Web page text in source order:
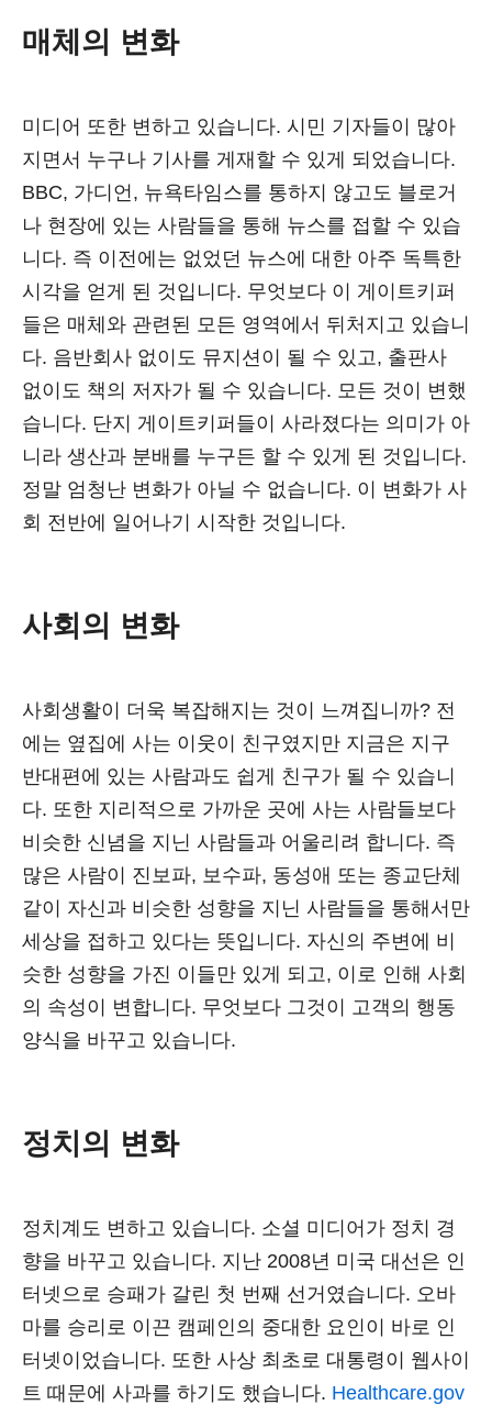
매체의 변화
미디어 또한 변하고 있습니다. 시민 기자들이 많아
지면서 누구나 기사를 게재할 수 있게 되었습니다.
BBC, 가디언, 뉴욕타임스를 통하지 않고도 블로거
나 현장에 있는 사람들을 통해 뉴스를 접할 수 있습
니다. 즉 이전에는 없었던 뉴스에 대한 아주 독특한
시각을 얻게 된 것입니다. 무엇보다 이 게이트키퍼
들은 매체와 관련된 모든 영역에서 뒤처지고 있습니
다. 음반회사 없이도 뮤지션이 될 수 있고, 출판사
없이도 책의 저자가 될 수 있습니다. 모든 것이 변했
습니다. 단지 게이트키퍼들이 사라졌다는 의미가 아
니라 생산과 분배를 누구든 할 수 있게 된 것입니다.
정말 엄청난 변화가 아닐 수 없습니다. 이 변화가 사
회 전반에 일어나기 시작한 것입니다.
사회의 변화
사회생활이 더욱 복잡해지는 것이 느껴집니까? 전
에는 옆집에 사는 이웃이 친구였지만 지금은 지구
반대편에 있는 사람과도 쉽게 친구가 될 수 있습니
다. 또한 지리적으로 가까운 곳에 사는 사람들보다
비슷한 신념을 지닌 사람들과 어울리려 합니다. 즉
많은 사람이 진보파, 보수파, 동성애 또는 종교단체
같이 자신과 비슷한 성향을 지닌 사람들을 통해서만
세상을 접하고 있다는 뜻입니다. 자신의 주변에 비
슷한 성향을 가진 이들만 있게 되고, 이로 인해 사회
의 속성이 변합니다. 무엇보다 그것이 고객의 행동
양식을 바꾸고 있습니다.
정치의 변화
정치계도 변하고 있습니다. 소셜 미디어가 정치 경
향을 바꾸고 있습니다. 지난 2008년 미국 대선은 인
터넷으로 승패가 갈린 첫 번째 선거였습니다. 오바
마를 승리로 이끈 캠페인의 중대한 요인이 바로 인
터넷이었습니다. 또한 사상 최초로 대통령이 웹사이
트 때문에 사과를 하기도 했습니다. Healthcare.gov